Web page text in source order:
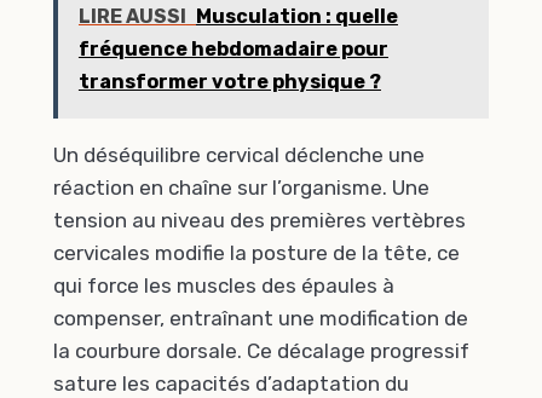
LIRE AUSSI
Musculation : quelle
fréquence hebdomadaire pour
transformer votre physique ?
Un déséquilibre cervical déclenche une
réaction en chaîne sur l’organisme. Une
tension au niveau des premières vertèbres
cervicales modifie la posture de la tête, ce
qui force les muscles des épaules à
compenser, entraînant une modification de
la courbure dorsale. Ce décalage progressif
sature les capacités d’adaptation du